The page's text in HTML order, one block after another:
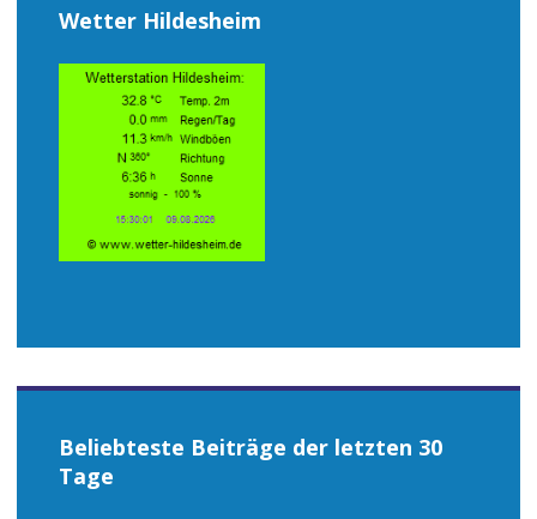
Wetter Hildesheim
Beliebteste Beiträge der letzten 30
Tage